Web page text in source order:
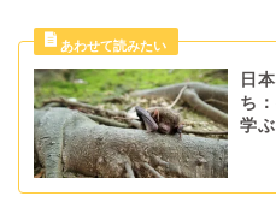
日
ち
学ぶ